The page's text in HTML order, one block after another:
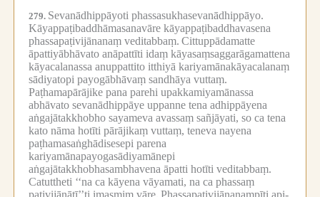
279. Sevanādhippāyoti phassasukhasevanādhippāyo.
Kāyappaṭibaddhāmasanavāre kāyappaṭibaddhavasena
phassapaṭivijānanaṃ veditabbaṃ. Cittuppādamatte
āpattiyābhāvato anāpattīti idaṃ kāyasaṃsaggarāgamattena
kāyacalanassa anuppattito itthiyā kariyamānakāyacalanaṃ
sādiyatopi payogābhāvaṃ sandhāya vuttaṃ.
Paṭhamapārājike pana parehi upakkamiyamānassa
abhāvato sevanādhippāye uppanne tena adhippāyena
aṅgajātakkhobho sayameva avassaṃ sañjāyati, so ca tena
kato nāma hotīti pārājikaṃ vuttaṃ, teneva nayena
paṭhamasaṅghādisesepi parena
kariyamānapayogasādiyamānepi
aṅgajātakkhobhasambhavena āpatti hotīti veditabbaṃ.
Catuttheti ‘‘na ca kāyena vāyamati, na ca phassaṃ
paṭivijānātī’’ti imasmiṃ vāre. Phassapaṭivijānanampīti api-